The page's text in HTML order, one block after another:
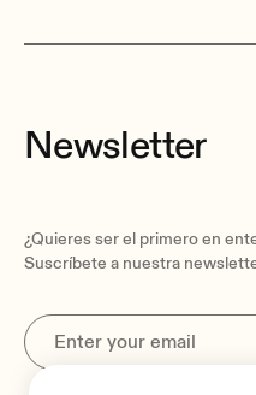
Newsletter
¿Quieres ser el primero en
Suscríbete a nuestra